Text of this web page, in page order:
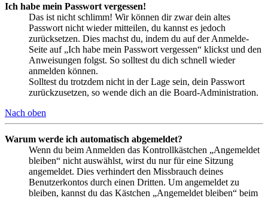
Ich habe mein Passwort vergessen!
Das ist nicht schlimm! Wir können dir zwar dein altes
Passwort nicht wieder mitteilen, du kannst es jedoch
zurücksetzen. Dies machst du, indem du auf der Anmelde-
Seite auf „Ich habe mein Passwort vergessen“ klickst und den
Anweisungen folgst. So solltest du dich schnell wieder
anmelden können.
Solltest du trotzdem nicht in der Lage sein, dein Passwort
zurückzusetzen, so wende dich an die Board-Administration.
Nach oben
Warum werde ich automatisch abgemeldet?
Wenn du beim Anmelden das Kontrollkästchen „Angemeldet
bleiben“ nicht auswählst, wirst du nur für eine Sitzung
angemeldet. Dies verhindert den Missbrauch deines
Benutzerkontos durch einen Dritten. Um angemeldet zu
bleiben, kannst du das Kästchen „Angemeldet bleiben“ beim